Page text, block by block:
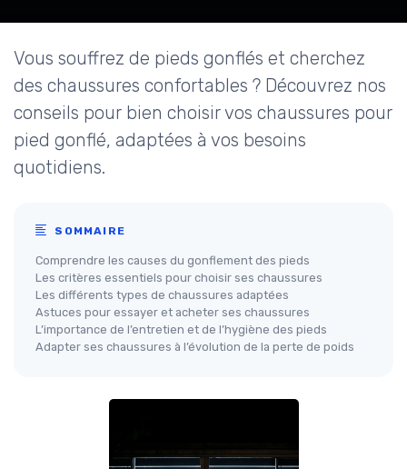
Vous souffrez de pieds gonflés et cherchez
des chaussures confortables ? Découvrez nos
conseils pour bien choisir vos chaussures pour
pied gonflé, adaptées à vos besoins
quotidiens.
SOMMAIRE
Comprendre les causes du gonflement des pieds
Les critères essentiels pour choisir ses chaussures
Les différents types de chaussures adaptées
Astuces pour essayer et acheter ses chaussures
L’importance de l’entretien et de l’hygiène des pieds
Adapter ses chaussures à l’évolution de la perte de poids